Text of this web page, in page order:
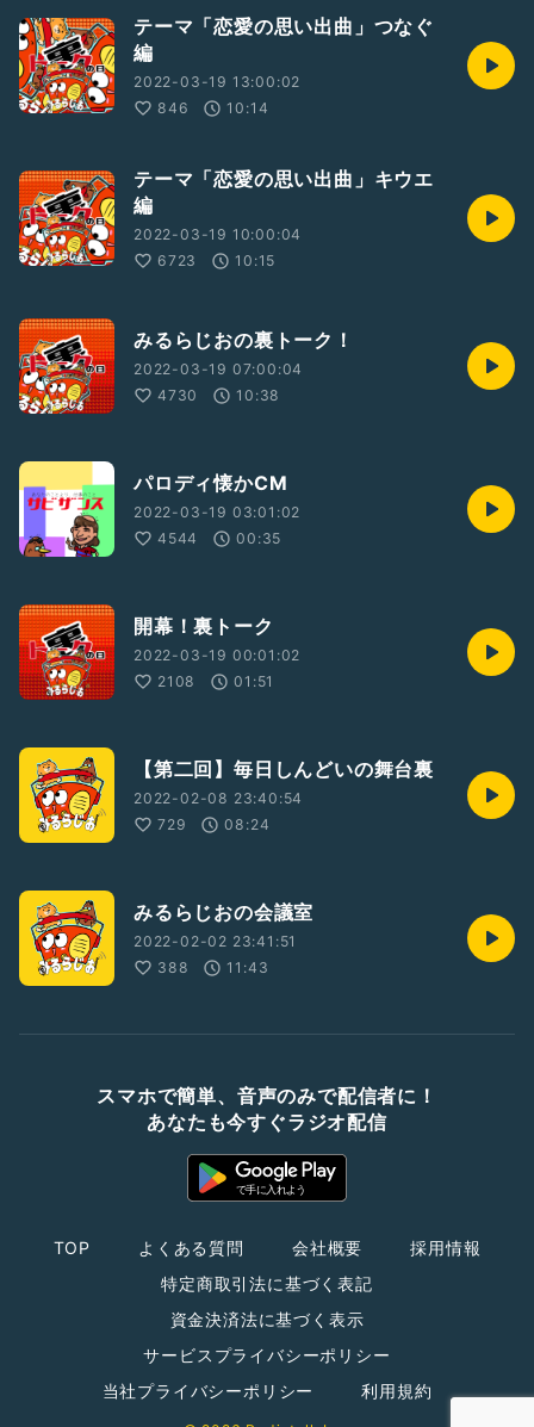
テーマ「恋愛の思い出曲」つなぐ
編
2022-03-19 13:00:02
846
10:14
テーマ「恋愛の思い出曲」キウエ
編
2022-03-19 10:00:04
6723
10:15
みるらじおの裏トーク！
2022-03-19 07:00:04
4730
10:38
パロディ懐かCM
2022-03-19 03:01:02
4544
00:35
開幕！裏トーク
2022-03-19 00:01:02
2108
01:51
【第二回】毎日しんどいの舞台裏
2022-02-08 23:40:54
729
08:24
みるらじおの会議室
2022-02-02 23:41:51
388
11:43
スマホで簡単、音声のみで配信者に！
あなたも今すぐラジオ配信
TOP よくある質問 会社概要
採用情報
特定商取引法に基づく表記
資金決済法に基づく表示
サービスプライバシーポリシー
当社プライバシーポリシー
利用規約